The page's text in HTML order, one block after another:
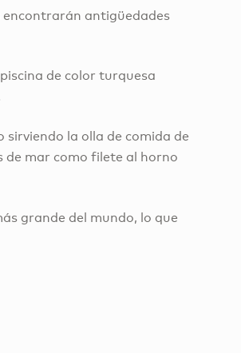
encontrarán antigüedades
de color turquesa
sirviendo la olla de comida de
de mar como filete al horno
grande del mundo, lo que